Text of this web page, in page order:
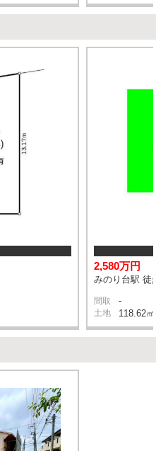
2,580万円
みのり台駅 徒
間取 -
土地 118.62㎡